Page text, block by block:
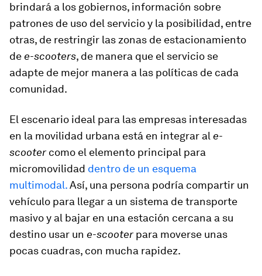
brindará a los gobiernos, información sobre
patrones de uso del servicio y la posibilidad, entre
otras, de restringir las zonas de estacionamiento
de e-scooters, de manera que el servicio se
adapte de mejor manera a las políticas de cada
comunidad.
El escenario ideal para las empresas interesadas
en la movilidad urbana está en integrar al e-
scootercomo el elemento principal para
micromovilidad dentro de un esquema
multimodal.Así, una persona podría compartir un
vehículo para llegar a un sistema de transporte
masivo y al bajar en una estación cercana a su
destino usar un e-scooterpara moverse unas
pocas cuadras, con mucha rapidez.